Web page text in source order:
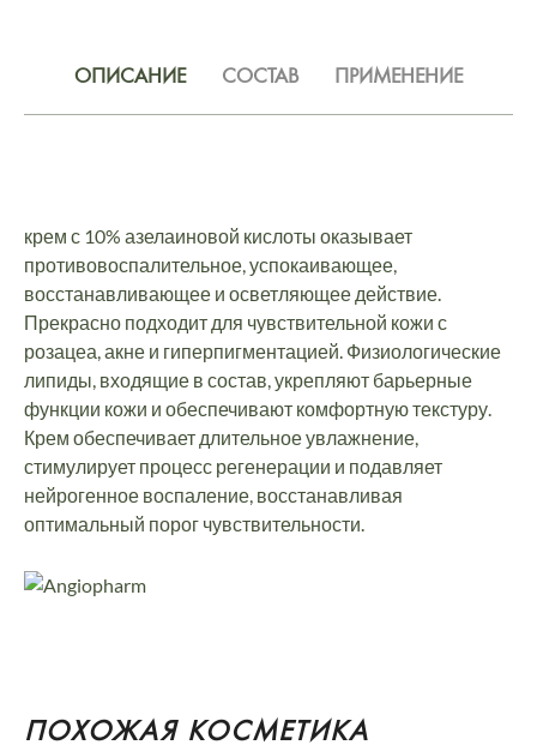
ОПИСАНИЕ СОСТАВ ПРИМЕНЕНИЕ
крем с 10% азелаиновой кислоты оказывает
противовоспалительное, успокаивающее,
восстанавливающее и осветляющее действие.
Прекрасно подходит для чувствительной кожи с
розацеа, акне и гиперпигментацией. Физиологические
липиды, входящие в состав, укрепляют барьерные
функции кожи и обеспечивают комфортную текстуру.
Крем обеспечивает длительное увлажнение,
стимулирует процесс регенерации и подавляет
нейрогенное воспаление, восстанавливая
оптимальный порог чувствительности.
ПОХОЖАЯ КОСМЕТИКА